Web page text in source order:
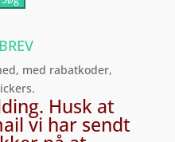
med rabatkoder,
Husk at
vi har sendt